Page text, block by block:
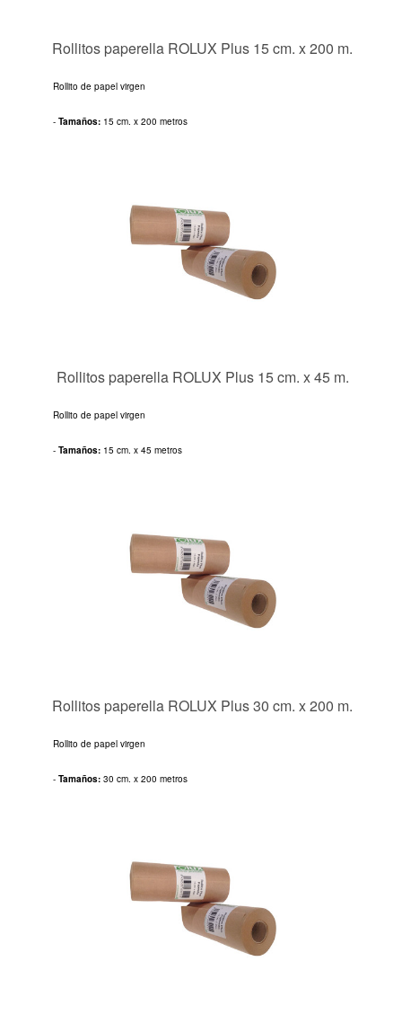
Rollitos paperella ROLUX Plus 15 cm. x 200 m.
Rollito de papel virgen
- Tamaños: 15 cm. x 200 metros
Rollitos paperella ROLUX Plus 15 cm. x 45 m.
Rollito de papel virgen
- Tamaños: 15 cm. x 45 metros
Rollitos paperella ROLUX Plus 30 cm. x 200 m.
Rollito de papel virgen
- Tamaños: 30 cm. x 200 metros